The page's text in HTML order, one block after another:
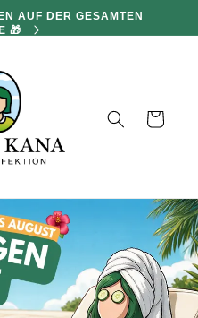
€ EINKAUF 🔥
Warenkorb